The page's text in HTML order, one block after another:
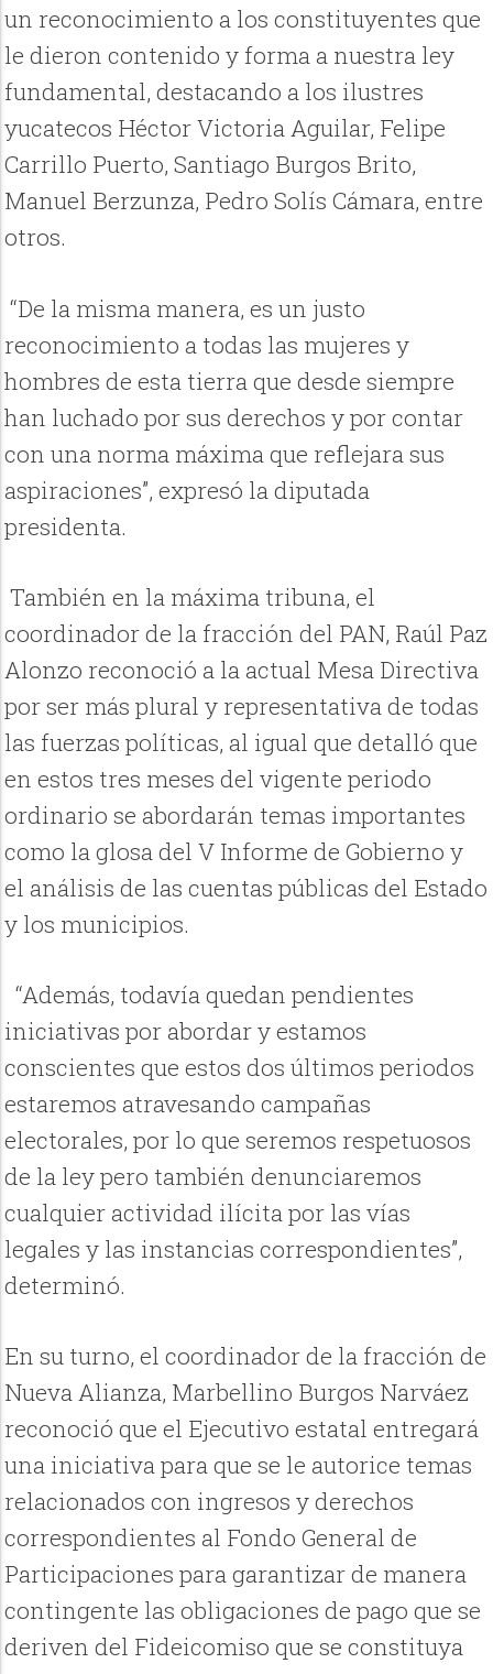
un reconocimiento a los constituyentes que
le dieron contenido y forma a nuestra ley
fundamental, destacando a los ilustres
yucatecos Héctor Victoria Aguilar, Felipe
Carrillo Puerto, Santiago Burgos Brito,
Manuel Berzunza, Pedro Solís Cámara, entre
otros.
“De la misma manera, es un justo
reconocimiento a todas las mujeres y
hombres de esta tierra que desde siempre
han luchado por sus derechos y por contar
con una norma máxima que reflejara sus
aspiraciones”, expresó la diputada
presidenta.
También en la máxima tribuna, el
coordinador de la fracción del PAN, Raúl Paz
Alonzo reconoció a la actual Mesa Directiva
por ser más plural y representativa de todas
las fuerzas políticas, al igual que detalló que
en estos tres meses del vigente periodo
ordinario se abordarán temas importantes
como la glosa del V Informe de Gobierno y
el análisis de las cuentas públicas del Estado
y los municipios.
“Además, todavía quedan pendientes
iniciativas por abordar y estamos
conscientes que estos dos últimos periodos
estaremos atravesando campañas
electorales, por lo que seremos respetuosos
de la ley pero también denunciaremos
cualquier actividad ilícita por las vías
legales y las instancias correspondientes”,
determinó.
En su turno, el coordinador de la fracción de
Nueva Alianza, Marbellino Burgos Narváez
reconoció que el Ejecutivo estatal entregará
una iniciativa para que se le autorice temas
relacionados con ingresos y derechos
correspondientes al Fondo General de
Participaciones para garantizar de manera
contingente las obligaciones de pago que se
deriven del Fideicomiso que se constituya